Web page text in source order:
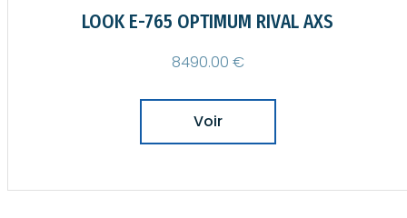
LOOK 796 MONOBLADE RS
6990.00 €
Voir